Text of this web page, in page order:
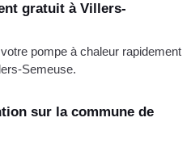
gratuit à Villers-
pompe à chaleur rapidement
Semeuse.
sur la commune de